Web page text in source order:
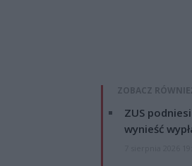
ZOBACZ
ZUS
wynieść